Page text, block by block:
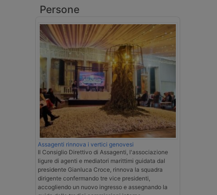
Persone
Assagenti rinnova i vertici genovesi
Il Consiglio Direttivo di Assagenti, l'associazione
ligure di agenti e mediatori marittimi guidata dal
presidente Gianluca Croce, rinnova la squadra
dirigente confermando tre vice presidenti,
accogliendo un nuovo ingresso e assegnando la